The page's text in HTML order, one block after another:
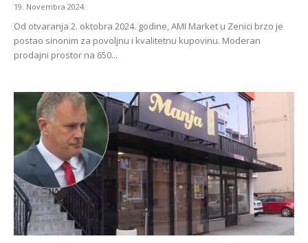
19. Novembra 2024.
Od otvaranja 2. oktobra 2024. godine, AMI Market u Zenici brzo je
postao sinonim za povoljnu i kvalitetnu kupovinu. Moderan
prodajni prostor na 650...